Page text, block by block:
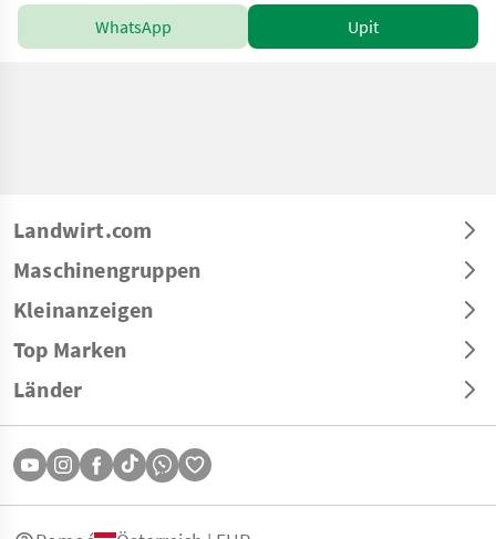
WhatsApp Upit
Landwirt.com
Maschinengruppen
Kleinanzeigen
Top Marken
Länder